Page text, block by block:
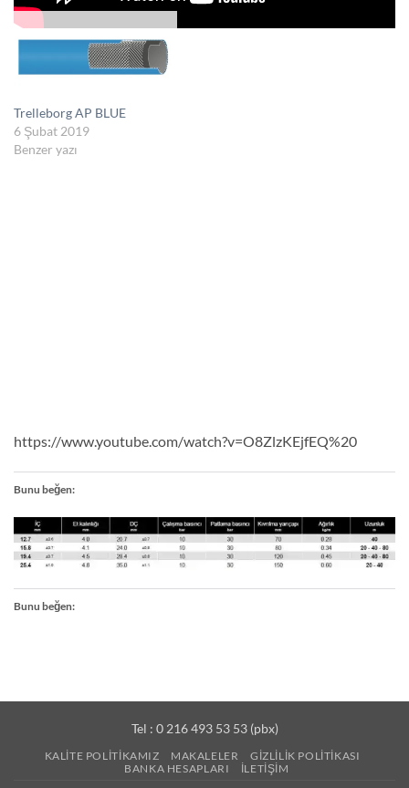
Trelleborg AP BLUE
6 Şubat 2019
Benzer yazı
https://www.youtube.com/watch?v=O8ZlzKEjfEQ%20
Bunu beğen:
Bunu beğen:
Tel : 0 216 493 53 53 (pbx)
KALITE POLITIKAMIZ MAKALELER
GIZLILIK POLITIKASI
BANKA HESAPLARI
İLETIŞIM